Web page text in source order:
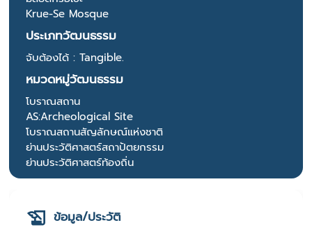
Krue-Se Mosque
ประเภทวัฒนธรรม
จับต้องได้ : Tangible.
หมวดหมู่วัฒนธรรม
โบราณสถาน
AS:Archeological Site
โบราณสถานสัญลักษณ์แห่งชาติ
ย่านประวัติศาสตร์สถาปัตยกรรม
ย่านประวัติศาสตร์ท้องถิ่น
ข้อมูล/ประวัติ